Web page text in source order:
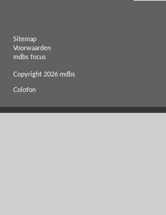
Sitemap
Voorwaarden
mdbs focus
Copyright 2026 mdbs
Colofon